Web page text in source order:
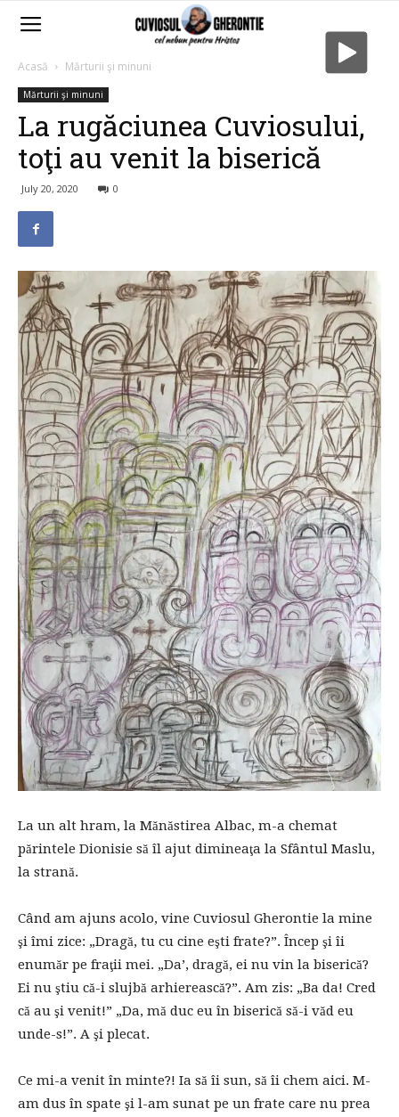
Acasă Mărturii şi minuni
Mărturii şi minuni
La rugăciunea Cuviosului,
toţi au venit la biserică
July 20, 2020 0
La un alt hram, la Mănăstirea Albac, m-a chemat
părintele Dionisie să îl ajut dimineaţa la Sfântul Maslu,
la strană.
Când am ajuns acolo, vine Cuviosul Gherontie la mine
şi îmi zice: „Dragă, tu cu cine eşti frate?”. Încep şi îi
enumăr pe fraţii mei. „Da’, dragă, ei nu vin la biserică?
Ei nu ştiu că-i slujbă arhierească?”. Am zis: „Ba da! Cred
că au şi venit!” „Da, mă duc eu în biserică să-i văd eu
unde-s!”. A şi plecat.
Ce mi-a venit în minte?! Ia să îi sun, să îi chem aici. M-
am dus în spate şi l-am sunat pe un frate care nu prea